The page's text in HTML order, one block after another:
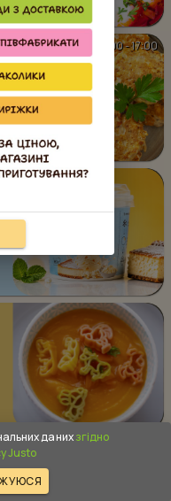
08:00 - 17:00
данихзгідно
Justo